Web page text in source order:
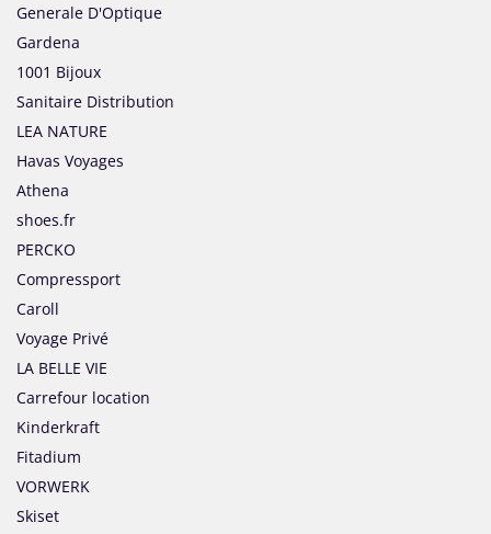
Generale D'Optique
Gardena
1001 Bijoux
Sanitaire Distribution
LEA NATURE
Havas Voyages
Athena
shoes.fr
PERCKO
Compressport
Caroll
Voyage Privé
LA BELLE VIE
Carrefour location
Kinderkraft
Fitadium
VORWERK
Skiset